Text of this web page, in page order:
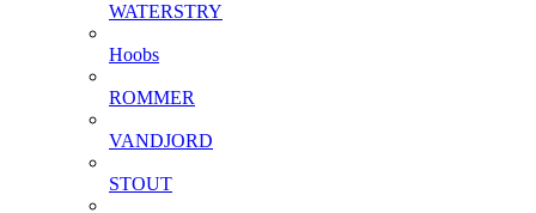
WATERSTRY
Hoobs
ROMMER
VANDJORD
STOUT